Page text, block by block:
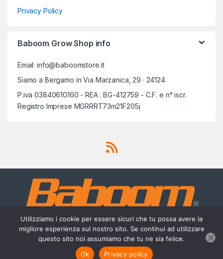
Privacy Policy
Baboom Grow Shop info
Email: info@baboomstore.it
Siamo a Bergamo in Via Marzanica, 29 · 24124
P.iva 03840610160 - REA : BG-412759 - C.F. e n° iscr.
Registro Imprese MGRRRT73m21F205j
Scrivici su Whatsapp
3756420488
Utilizziamo i cookie per essere sicuri che tu possa avere la
migliore esperienza sul nostro sito. Se continui ad utilizzare
questo sito noi assumiamo che tu ne sia felice.
Ok
Privacy policy